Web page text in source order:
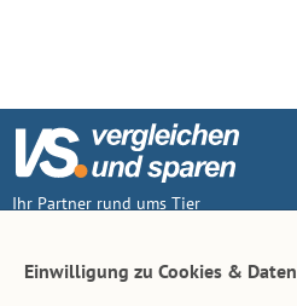
Ihr Partner rund ums Tier
Einwilligung zu Cookies & Daten